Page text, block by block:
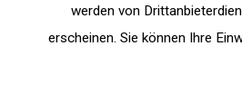
werden von
erscheinen. Sie können Ihre
Anzahl pro Verpackung: 1
Mindestbestellmenge:
1